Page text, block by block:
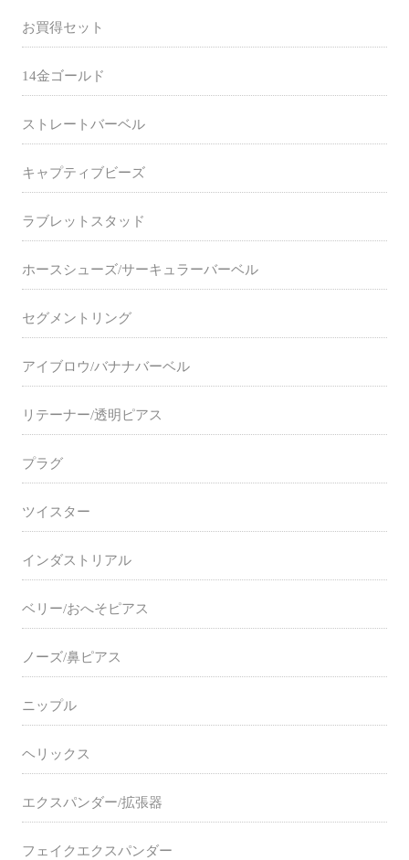
お買得セット
14金ゴールド
ストレートバーベル
キャプティブビーズ
ラブレットスタッド
ホースシューズ/サーキュラーバーベル
セグメントリング
アイブロウ/バナナバーベル
リテーナー/透明ピアス
プラグ
ツイスター
インダストリアル
ベリー/おへそピアス
ノーズ/鼻ピアス
ニップル
ヘリックス
エクスパンダー/拡張器
フェイクエクスパンダー